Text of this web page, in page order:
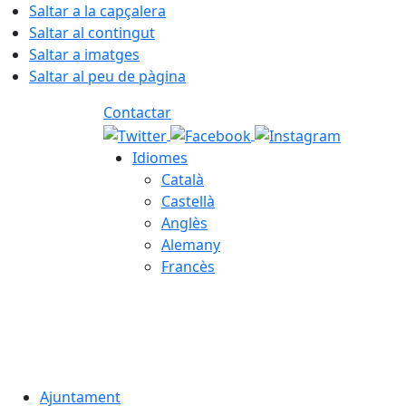
Saltar a la capçalera
Saltar al contingut
Saltar a imatges
Saltar al peu de pàgina
Contactar
Idiomes
Català
Castellà
Anglès
Alemany
Francès
Ajuntament